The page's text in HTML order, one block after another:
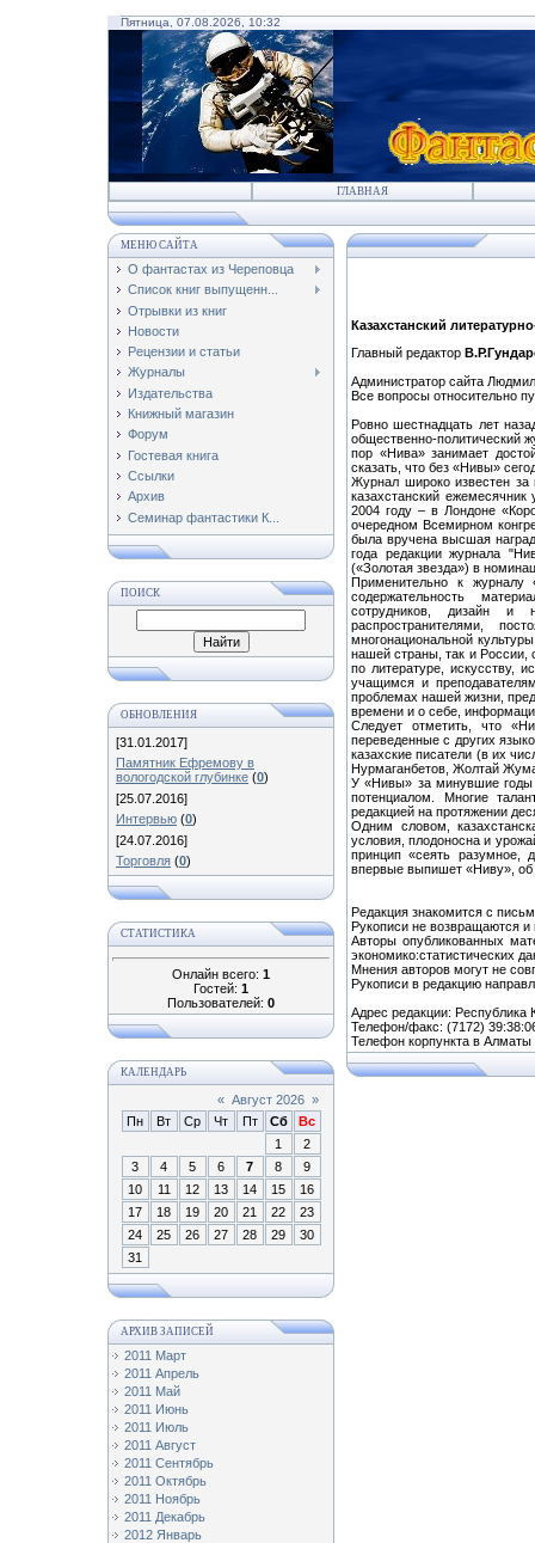
Пятница, 07.08.2026, 10:32
ГЛАВНАЯ
МЕНЮ САЙТА
О фантастах из Череповца
Список книг выпущенн...
Отрывки из книг
Новости
Рецензии и статьи
Журналы
Издательства
Книжный магазин
Форум
Гостевая книга
Ссылки
Архив
Семинар фантастики К...
ПОИСК
ОБНОВЛЕНИЯ
[31.01.2017]
Памятник Ефремову в
вологодской глубинке (0)
[25.07.2016]
Интервью (0)
[24.07.2016]
Торговля (0)
СТАТИСТИКА
Онлайн всего: 1
Гостей: 1
Пользователей: 0
КАЛЕНДАРЬ
« Август 2026 »
Пн
Вт Ср Чт Пт Сб
Вс
1
2
3
4 5 6 7 8
9
10
11 12 13 14 15
16
17
18 19 20 21 22
23
24
25 26 27 28 29
30
31
АРХИВ ЗАПИСЕЙ
2011 Март
2011 Апрель
2011 Май
2011 Июнь
2011 Июль
2011 Август
2011 Сентябрь
2011 Октябрь
2011 Ноябрь
2011 Декабрь
2012 Январь
Казахстанский
Главный редактор
Администратор сайта
Все вопросы относительно
Ровно шестнадцать лет
общественно-политический
пор «Нива» занимает
сказать, что без «Нивы»
Журнал широко известен за
казахстанский
2004 году – в Лондоне
очередном Всемирном
была вручена высшая
года редакции журнала
(«Золотая звезда») в
Применительно к журналу
содержательность
сотрудников, дизайн и
распространителями,
многонациональной
нашей страны, так и России,
по литературе, искусству,
учащимся и
проблемах нашей жизни,
времени и о себе,
Следует отметить, что
переведенные с других
казахские писатели (в их
Нурмаганбетов, Жолтай
У «Нивы» за минувшие годы
потенциалом. Многие
редакцией на протяжении
Одним словом,
условия, плодоносна и
принцип «сеять разумное,
впервые выпишет «Ниву», об
Редакция знакомится с
Рукописи не возвращаются и
Авторы опубликованных
экономико:статистических
Мнения авторов могут не
Рукописи в редакцию
Адрес редакции: Республика
Телефон/факс: (7172)
Телефон корпункта в Алматы